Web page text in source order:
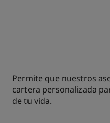
Permite que nuestros
cartera personalizada
de tu vida.